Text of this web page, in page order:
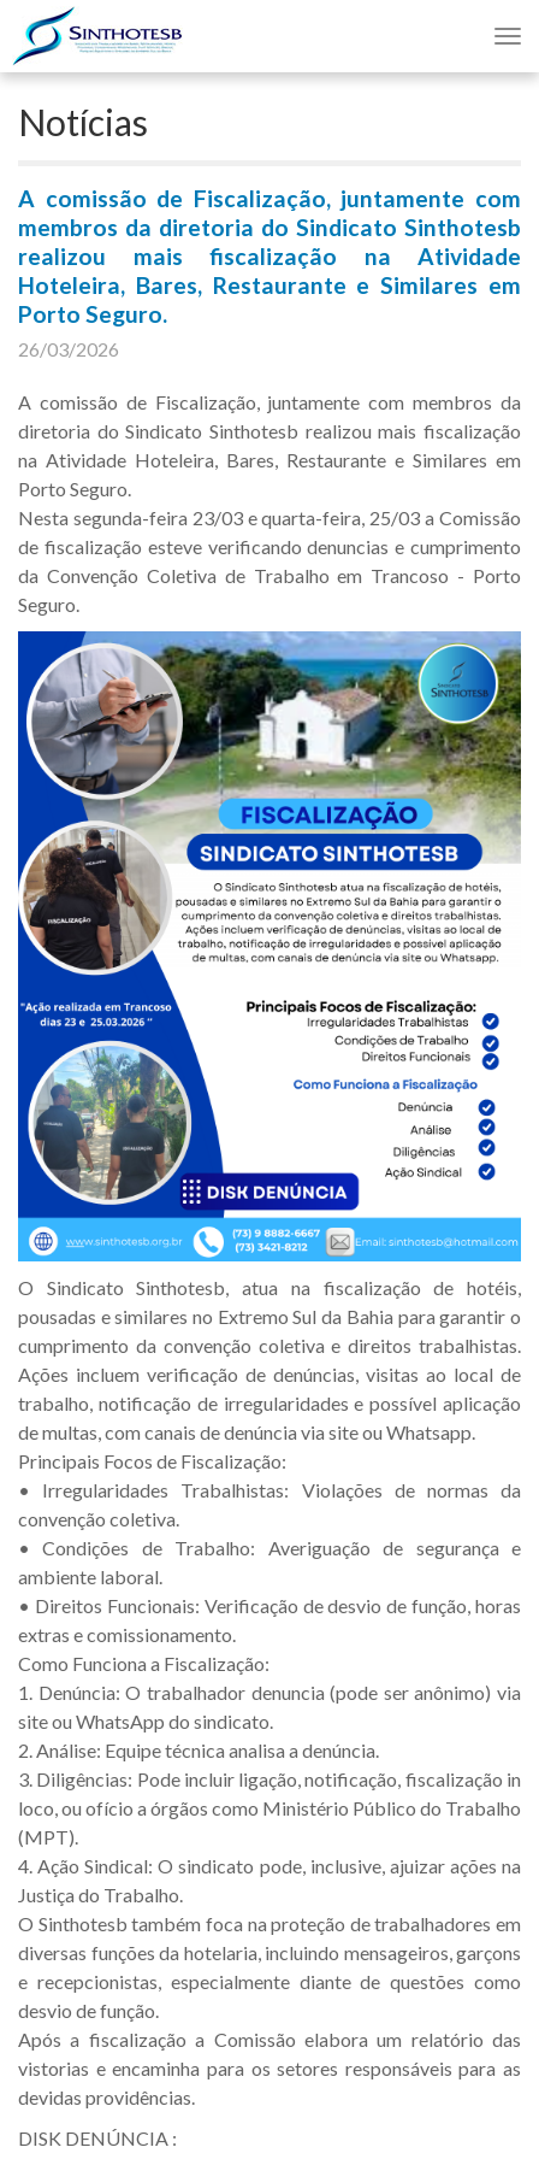
Notícias
A comissão de Fiscalização, juntamente com
membros da diretoria do Sindicato Sinthotesb
realizou mais fiscalização na Atividade
Hoteleira, Bares, Restaurante e Similares em
Porto Seguro.
26/03/2026
A comissão de Fiscalização, juntamente com membros da
diretoria do Sindicato Sinthotesb realizou mais fiscalização
na Atividade Hoteleira, Bares, Restaurante e Similares em
Porto Seguro.
Nesta segunda-feira 23/03 e quarta-feira, 25/03 a Comissão
de fiscalização esteve verificando denuncias e cumprimento
da Convenção Coletiva de Trabalho em Trancoso - Porto
Seguro.
O Sindicato Sinthotesb, atua na fiscalização de hotéis,
pousadas e similares no Extremo Sul da Bahia para garantir o
cumprimento da convenção coletiva e direitos trabalhistas.
Ações incluem verificação de denúncias, visitas ao local de
trabalho, notificação de irregularidades e possível aplicação
de multas, com canais de denúncia via site ou Whatsapp.
Principais Focos de Fiscalização:
• Irregularidades Trabalhistas: Violações de normas da
convenção coletiva.
• Condições de Trabalho: Averiguação de segurança e
ambiente laboral.
• Direitos Funcionais: Verificação de desvio de função, horas
extras e comissionamento.
Como Funciona a Fiscalização:
1. Denúncia: O trabalhador denuncia (pode ser anônimo) via
site ou WhatsApp do sindicato.
2. Análise: Equipe técnica analisa a denúncia.
3. Diligências: Pode incluir ligação, notificação, fiscalização in
loco, ou ofício a órgãos como Ministério Público do Trabalho
(MPT).
4. Ação Sindical: O sindicato pode, inclusive, ajuizar ações na
Justiça do Trabalho.
O Sinthotesb também foca na proteção de trabalhadores em
diversas funções da hotelaria, incluindo mensageiros, garçons
e recepcionistas, especialmente diante de questões como
desvio de função.
Após a fiscalização a Comissão elabora um relatório das
vistorias e encaminha para os setores responsáveis para as
devidas providências.
DISK DENÚNCIA :